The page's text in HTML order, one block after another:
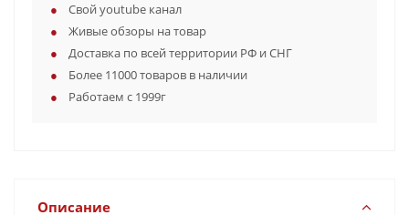
Свой youtube канал
Живые обзоры на товар
Доставка по всей территории РФ и СНГ
Более 11000 товаров в наличии
Работаем с 1999г
Описание